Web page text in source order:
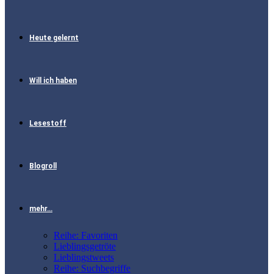
Heute gelernt
Will ich haben
Lesestoff
Blogroll
mehr…
Reihe: Favoriten
Lieblingsgetröte
Lieblingstweets
Reihe: Suchbegriffe